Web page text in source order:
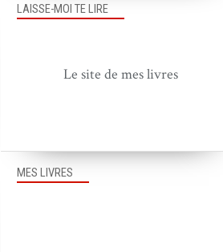
MES LIVRES
LAISSE-MOI TE LIRE
Le site de mes livres